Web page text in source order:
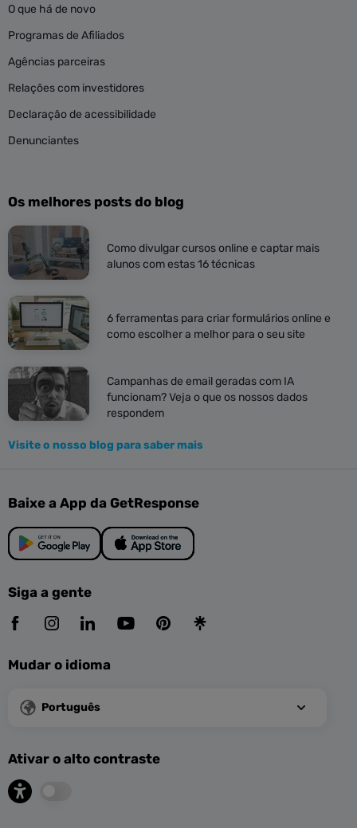
O que há de novo
Programas de Afiliados
Agências parceiras
Relações com investidores
Declaração de acessibilidade
Denunciantes
Os melhores posts do blog
Como divulgar cursos online e captar mais
alunos com estas 16 técnicas
6 ferramentas para criar formulários online e
como escolher a melhor para o seu site
Campanhas de email geradas com IA
funcionam? Veja o que os nossos dados
respondem
Visite o nosso blog para saber mais
Baixe a App da GetResponse
Siga a gente
Mudar o idioma
Português
Ativar o alto contraste